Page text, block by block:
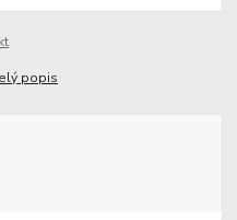
popis